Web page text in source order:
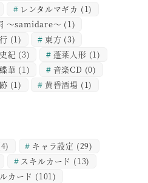
レンタルマギカ (1)
～samidare～ (1)
(1) 東方 (3)
紀 (3) 蓬莱人形 (1)
華 (1) 音楽CD (0)
(1) 黄昏酒場 (1)
キャラ設定 (29)
スキルカード (13)
カード (101)